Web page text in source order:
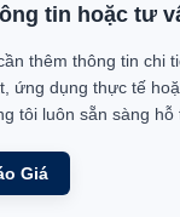
tin hoặc tư
thêm thông tin chi
ứng dụng thực tế
tôi luôn sẵn sàng hỗ
Giá